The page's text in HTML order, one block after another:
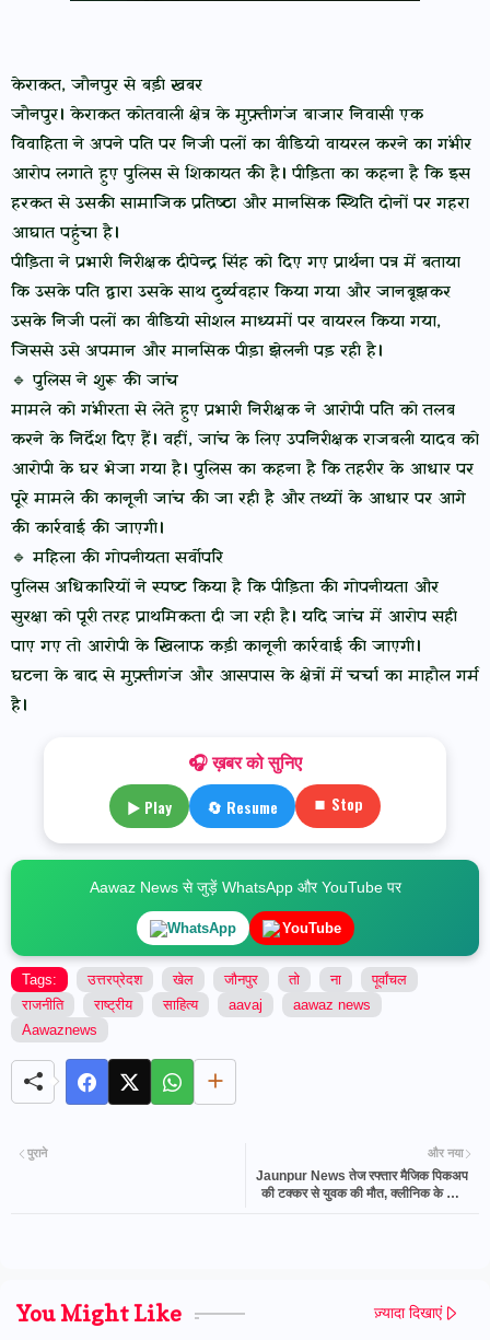
केराकत, जौनपुर से बड़ी खबर
जौनपुर। केराकत कोतवाली क्षेत्र के मुफ़्तीगंज बाजार निवासी एक
विवाहिता ने अपने पति पर निजी पलों का वीडियो वायरल करने का गंभीर
आरोप लगाते हुए पुलिस से शिकायत की है। पीड़िता का कहना है कि इस
हरकत से उसकी सामाजिक प्रतिष्ठा और मानसिक स्थिति दोनों पर गहरा
आघात पहुंचा है।
पीड़िता ने प्रभारी निरीक्षक दीपेन्द्र सिंह को दिए गए प्रार्थना पत्र में बताया
कि उसके पति द्वारा उसके साथ दुर्व्यवहार किया गया और जानबूझकर
उसके निजी पलों का वीडियो सोशल माध्यमों पर वायरल किया गया,
जिससे उसे अपमान और मानसिक पीड़ा झेलनी पड़ रही है।
🔹 पुलिस ने शुरू की जांच
मामले को गंभीरता से लेते हुए प्रभारी निरीक्षक ने आरोपी पति को तलब
करने के निर्देश दिए हैं। वहीं, जांच के लिए उपनिरीक्षक राजबली यादव को
आरोपी के घर भेजा गया है। पुलिस का कहना है कि तहरीर के आधार पर
पूरे मामले की कानूनी जांच की जा रही है और तथ्यों के आधार पर आगे
की कार्रवाई की जाएगी।
🔹 महिला की गोपनीयता सर्वोपरि
पुलिस अधिकारियों ने स्पष्ट किया है कि पीड़िता की गोपनीयता और
सुरक्षा को पूरी तरह प्राथमिकता दी जा रही है। यदि जांच में आरोप सही
पाए गए तो आरोपी के खिलाफ कड़ी कानूनी कार्रवाई की जाएगी।
घटना के बाद से मुफ़्तीगंज और आसपास के क्षेत्रों में चर्चा का माहौल गर्म
है।
🎧 ख़बर को सुनिए
▶ Play 🔄 Resume ⏹ Stop
Aawaz News से जुड़ें WhatsApp और YouTube पर
WhatsApp YouTube
Tags: उत्तरप्रेदश खेल जौनपुर तो ना
पूर्वांचल
राजनीति
राष्ट्रीय साहित्य aavaj
aawaz news
Aawaznews
और नया
Jaunpur News तेज रफ्तार मैजिक पिकअप
की टक्कर से युवक की मौत, क्लीनिक के बाहर
पुराने
You Might Like ज़्यादा दिखाएं